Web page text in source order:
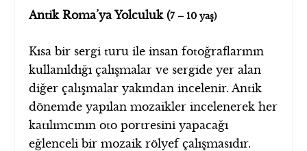
Antik Roma’ya Yolculuk (7 – 10 yaş)
Kısa bir sergi turu ile insan fotoğraflarının
kullanıldığı çalışmalar ve sergide yer alan
diğer çalışmalar yakından incelenir. Antik
dönemde yapılan mozaikler incelenerek her
katılımcının oto portresini yapacağı
eğlenceli bir mozaik rölyef çalışmasıdır.